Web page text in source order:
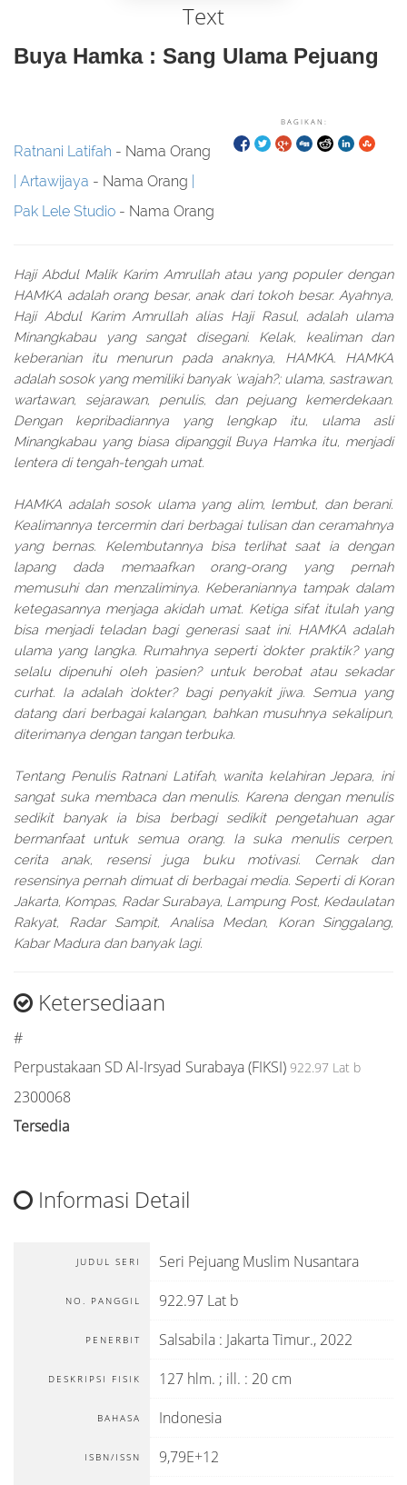
Text
Buya Hamka : Sang Ulama Pejuang
BAGIKAN:
Ratnani Latifah - Nama Orang
Artawijaya - Nama Orang
Pak Lele Studio - Nama Orang
Haji Abdul Malik Karim Amrullah atau yang populer dengan
HAMKA adalah orang besar, anak dari tokoh besar. Ayahnya,
Haji Abdul Karim Amrullah alias Haji Rasul, adalah ulama
Minangkabau yang sangat disegani. Kelak, kealiman dan
keberanian itu menurun pada anaknya, HAMKA. HAMKA
adalah sosok yang memiliki banyak 'wajah?; ulama, sastrawan,
wartawan, sejarawan, penulis, dan pejuang kemerdekaan.
Dengan kepribadiannya yang lengkap itu, ulama asli
Minangkabau yang biasa dipanggil Buya Hamka itu, menjadi
lentera di tengah-tengah umat.
HAMKA adalah sosok ulama yang alim, lembut, dan berani.
Kealimannya tercermin dari berbagai tulisan dan ceramahnya
yang bernas. Kelembutannya bisa terlihat saat ia dengan
lapang dada memaafkan orang-orang yang pernah
memusuhi dan menzaliminya. Keberaniannya tampak dalam
ketegasannya menjaga akidah umat. Ketiga sifat itulah yang
bisa menjadi teladan bagi generasi saat ini. HAMKA adalah
ulama yang langka. Rumahnya seperti 'dokter praktik? yang
selalu dipenuhi oleh 'pasien? untuk berobat atau sekadar
curhat. Ia adalah 'dokter? bagi penyakit jiwa. Semua yang
datang dari berbagai kalangan, bahkan musuhnya sekalipun,
diterimanya dengan tangan terbuka.
Tentang Penulis Ratnani Latifah, wanita kelahiran Jepara, ini
sangat suka membaca dan menulis. Karena dengan menulis
sedikit banyak ia bisa berbagi sedikit pengetahuan agar
bermanfaat untuk semua orang. Ia suka menulis cerpen,
cerita anak, resensi juga buku motivasi. Cernak dan
resensinya pernah dimuat di berbagai media. Seperti di Koran
Jakarta, Kompas, Radar Surabaya, Lampung Post, Kedaulatan
Rakyat, Radar Sampit, Analisa Medan, Koran Singgalang,
Kabar Madura dan banyak lagi.
Ketersediaan
#
Perpustakaan SD Al-Irsyad Surabaya (FIKSI) 922.97 Lat b
2300068
Tersedia
Informasi Detail
JUDUL SERI Seri Pejuang Muslim Nusantara
NO. PANGGIL 922.97 Lat b
PENERBIT Salsabila : Jakarta Timur., 2022
DESKRIPSI FISIK 127 hlm. ; ill. : 20 cm
BAHASA Indonesia
ISBN/ISSN 9,79E+12